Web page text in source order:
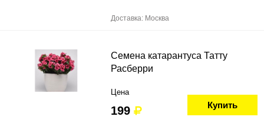
Доставка: Москва
Семена катарантуса Татту
Расберри
Цена
199 Купить